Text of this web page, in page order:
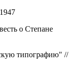
о Степане
типографию" //